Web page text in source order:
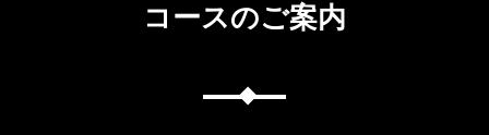
コースのご案内